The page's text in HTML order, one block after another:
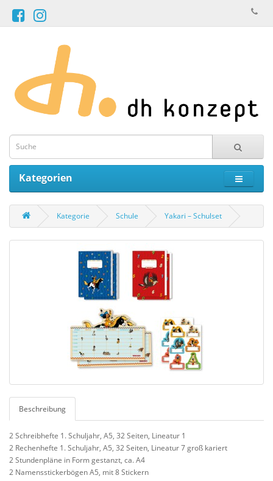
Kategorien
Kategorie Schule Yakari – Schulset
Beschreibung
2 Schreibhefte 1. Schuljahr, A5, 32 Seiten, Lineatur 1
2 Rechenhefte 1. Schuljahr, A5, 32 Seiten, Lineatur 7 groß kariert
2 Stundenpläne in Form gestanzt, ca. A4
2 Namensstickerbögen A5, mit 8 Stickern